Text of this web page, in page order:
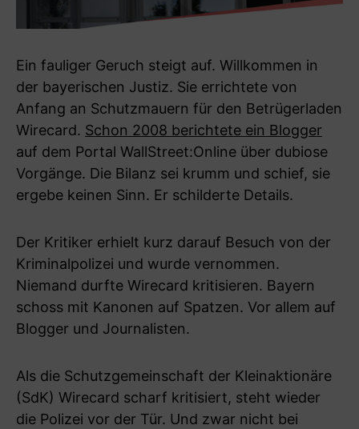
Ein fauliger Geruch steigt auf. Willkommen in
der bayerischen Justiz. Sie errichtete von
Anfang an Schutzmauern für den Betrügerladen
Wirecard. Schon 2008 berichtete ein Blogger
auf dem Portal WallStreet:Online über dubiose
Vorgänge. Die Bilanz sei krumm und schief, sie
ergebe keinen Sinn. Er schilderte Details.
Der Kritiker erhielt kurz darauf Besuch von der
Kriminalpolizei und wurde vernommen.
Niemand durfte Wirecard kritisieren. Bayern
schoss mit Kanonen auf Spatzen. Vor allem auf
Blogger und Journalisten.
Als die Schutzgemeinschaft der Kleinaktionäre
(SdK) Wirecard scharf kritisiert, steht wieder
die Polizei vor der Tür. Und zwar nicht bei